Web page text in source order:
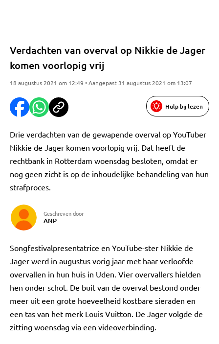
Verdachten van overval op Nikkie de Jager
komen voorlopig vrij
18 augustus 2021 om 12:49 • Aangepast 31 augustus 2021 om 13:07
Hulp bij lezen
Drie verdachten van de gewapende overval op YouTuber
Nikkie de Jager komen voorlopig vrij. Dat heeft de
rechtbank in Rotterdam woensdag besloten, omdat er
nog geen zicht is op de inhoudelijke behandeling van hun
strafproces.
Geschreven door
ANP
Songfestivalpresentatrice en YouTube-ster Nikkie de
Jager werd in augustus vorig jaar met haar verloofde
overvallen in hun huis in Uden. Vier overvallers hielden
hen onder schot. De buit van de overval bestond onder
meer uit een grote hoeveelheid kostbare sieraden en
een tas van het merk Louis Vuitton. De Jager volgde de
zitting woensdag via een videoverbinding.